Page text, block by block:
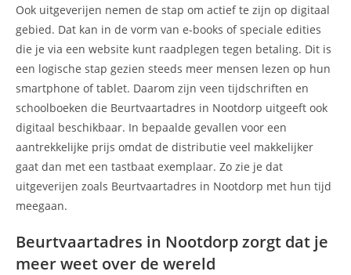
Ook uitgeverijen nemen de stap om actief te zijn op digitaal
gebied. Dat kan in de vorm van e-books of speciale edities
die je via een website kunt raadplegen tegen betaling. Dit is
een logische stap gezien steeds meer mensen lezen op hun
smartphone of tablet. Daarom zijn veen tijdschriften en
schoolboeken die Beurtvaartadres in Nootdorp uitgeeft ook
digitaal beschikbaar. In bepaalde gevallen voor een
aantrekkelijke prijs omdat de distributie veel makkelijker
gaat dan met een tastbaat exemplaar. Zo zie je dat
uitgeverijen zoals Beurtvaartadres in Nootdorp met hun tijd
meegaan.
Beurtvaartadres in Nootdorp zorgt dat je
meer weet over de wereld